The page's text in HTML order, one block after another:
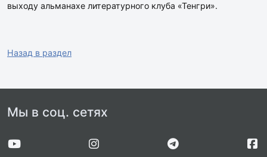
выходу альманахе литературного клуба «Тенгри».
Назад в раздел
Мы в соц. сетях